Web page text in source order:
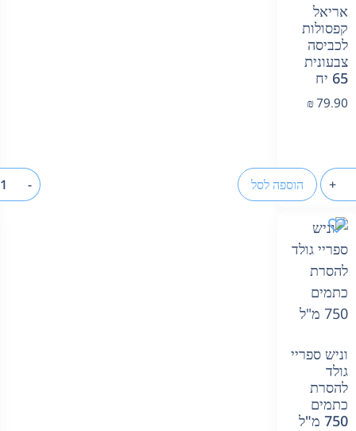
אריאל
קפסולות
לכביסה
צבעונית
65 יח
₪79.90
+ הוספה לסל -
וניש ספריי
גולד
להסרת
כתמים
750 מ"ל